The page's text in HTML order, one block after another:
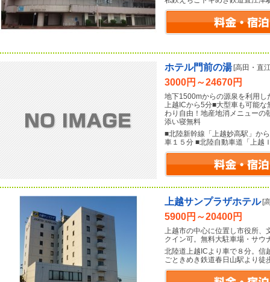
ホテル門前の湯 [高田・直
3000円～24670円
地下1500mからの源泉を利用
上越ICから5分■大型車も可能
わり自由！地産地消メニューの
添い寝無料
■北陸新幹線「上越妙高駅」か
車１５分 ■北陸自動車道「上越
上越サンプラザホテル [
5900円～20400円
上越市の中心に位置し市役所、
クイン可。無料大駐車場・サウ
北陸道上越ICより車で８分。信
ごときめき鉄道春日山駅より徒